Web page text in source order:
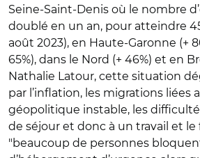
Seine-Saint-Denis où le nombre
doublé en un an, pour atteindre
août 2023), en Haute-Garonne (+
65%), dans le Nord (+ 46%) et en
Nathalie Latour, cette situation
par l’inflation, les migrations liées
géopolitique instable, les
de séjour et donc à un travail et le
"beaucoup de personnes